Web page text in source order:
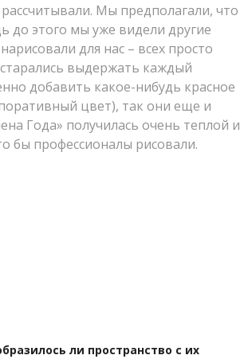
Мы предполагали, что
до этого мы уже видели другие
для нас – всех просто
выдержать каждый
добавить какое-нибудь красное
цвет), так они еще и
Года» получилась очень теплой и
бы профессионалы рисовали.
ли пространство с их